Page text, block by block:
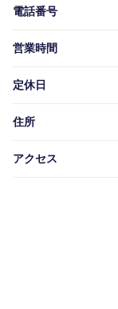
電話番号
営業時間
定休日
住所
アクセス